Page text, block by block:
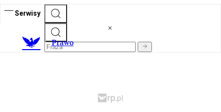
Serwisy
Prawo